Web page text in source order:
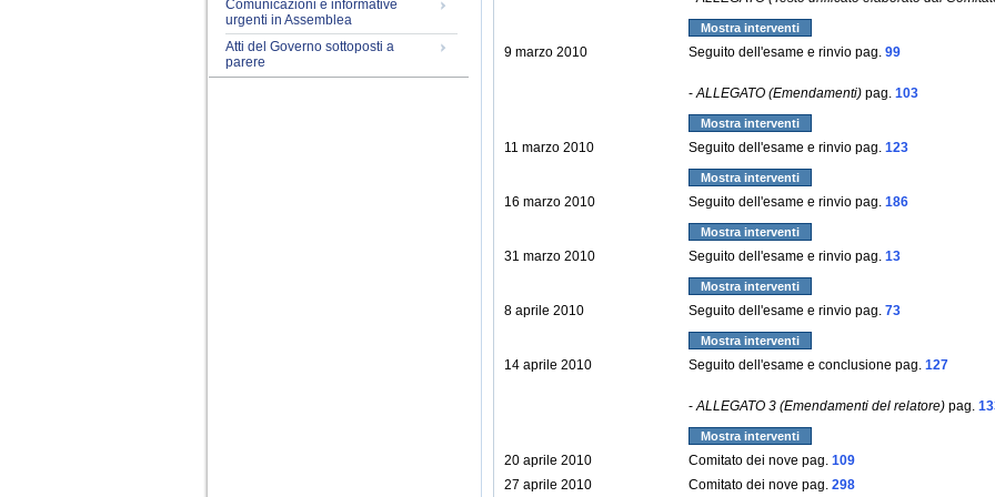
Comunicazioni e informative
urgenti in Assemblea
Atti del Governo sottoposti a
parere
Mostra interventi
9 marzo 2010 Seguito dell'esame e rinvio pag. 99
-ALLEGATO (Emendamenti) pag. 103
Mostra interventi
11 marzo 2010 Seguito dell'esame e rinvio pag. 123
Mostra interventi
16 marzo 2010 Seguito dell'esame e rinvio pag. 186
Mostra interventi
31 marzo 2010 Seguito dell'esame e rinvio pag. 13
Mostra interventi
8 aprile 2010 Seguito dell'esame e rinvio pag. 73
Mostra interventi
14 aprile 2010 Seguito dell'esame e conclusione pag. 127
-ALLEGATO 3 (Emendamenti del relatore) pag.
Mostra interventi
20 aprile 2010 Comitato dei nove pag. 109
27 aprile 2010
Comitato dei nove pag. 298